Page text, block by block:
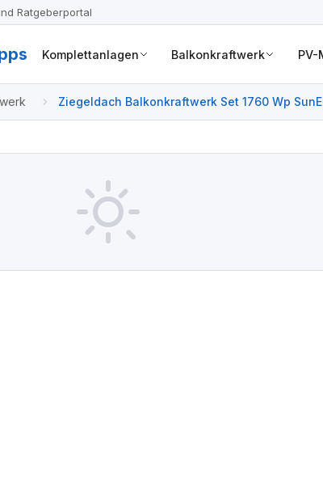
Ratgeberportal
Komplettanlagen Balkonkraftwerk PV-
Ziegeldach Balkonkraftwerk Set 1760 Wp